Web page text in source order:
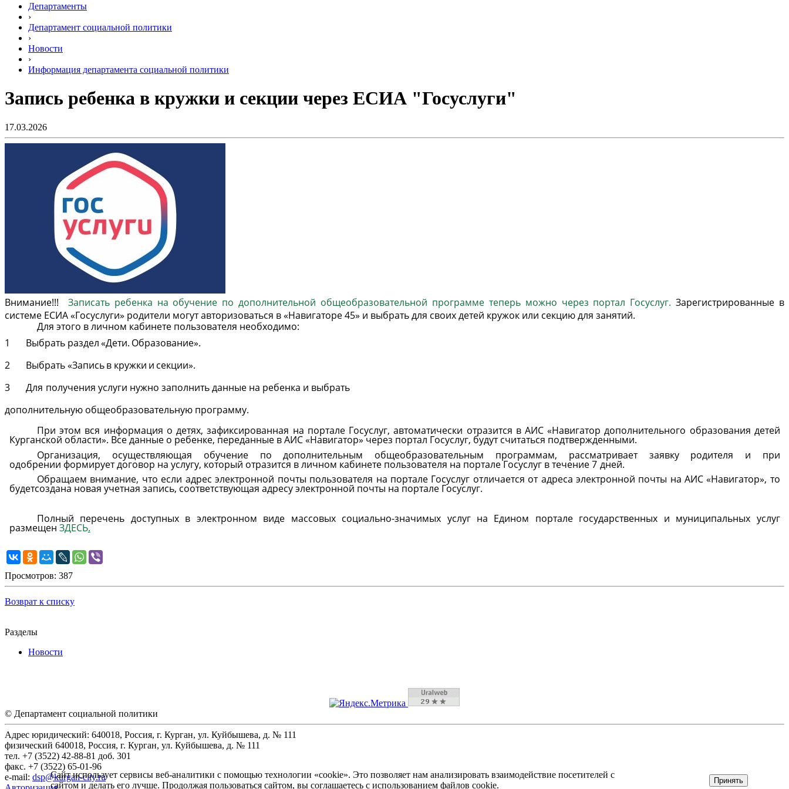
Департаменты
›
Департамент социальной политики
›
Новости
›
Информация департамента социальной политики
Запись ребенка в кружки и секции через ЕСИА "Госуслуги"
17.03.2026
Внимание!!! Записать ребенка на обучение по дополнительной общеобразовательной программе теперь можно через портал Госуслуг. Зарегистрированные в
системе ЕСИА «Госуслуги» родители могут авторизоваться в «Навигаторе 45» и выбрать для своих детей кружок или секцию для занятий.
Для этого в личном кабинете пользователя необходимо:
1
Выбрать раздел«Дети. Образование».
2
Выбрать«Записьв кружки и секции».
3
Для получения услуги нужно заполнитьданные на ребенка и выбрать
дополнительную общеобразовательную программу.
При этом вся информация о детях, зафиксированная на портале Госуслуг, автоматически отразится в АИС «Навигатор дополнительного образования детей
Курганской области». Все данные о ребенке, переданные в АИС«Навигатор» через портал Госуслуг, будут считаться подтвержденными.
Организация,
осуществляющая обучение по дополнительным общеобразовательным программам, рассматривает заявку родителя и при
одобрении формирует договор на услугу, который отразится в личном кабинете пользователя на портале Госуслуг втечение 7 дней.
Обращаем внимание, что если адрес электронной почты пользователя на портале Госуслуг отличается от адреса электронной почты на АИС «Навигатор», то
будетсоздана новая учетная запись, соответствующая адресу электронной почты на портале Госуслуг.
Полный перечень доступных в электронном виде массовых социально-значимых услуг на Едином портале государственных и муниципальных услуг
размещен ЗДЕСЬ.
Просмотров: 387
Возврат к списку
Разделы
Новости
© Департамент социальной политики
Адрес юридический: 640018, Россия, г. Курган, ул. Куйбышева, д. № 111
физический 640018, Россия, г. Курган, ул. Куйбышева, д. № 111
тел. +7 (3522) 42-88-81 доб. 301
факс. +7 (3522) 65-01-96
e-mail: dsp@kurgan-city.ru
Сайт использует сервисы веб-аналитики с помощью технологии «cookie». Это позволяет нам анализировать взаимодействие посетителей с
сайтом и делать его лучше. Продолжая пользоваться сайтом, вы соглашаетесь с использованием файлов cookie.
Принять